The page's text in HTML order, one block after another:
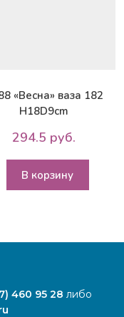
«Весна» ваза 182
H18D9cm
294.5 руб.
В корзину
460 95 28 либо